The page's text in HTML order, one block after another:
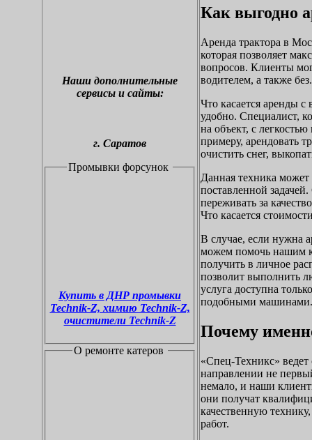
Наши дополнительные
сервисы и сайты:
г. Саратов
Промывки форсунок
Купить в ДНР промывки
Technik-Z, химию Technik-Z,
очистители Technik-Z
О ремонте катеров
Как выгодно
Аренда трактора в
которая позволяет
вопросов. Клиенты
водителем, а также без.
Что касается аренды
удобно. Специалист,
на объект, с
примеру, арендовать
очистить снег,
Данная техника может
поставленной
переживать за
Что касается
В случае, если нужна
можем помочь нашим
получить в личное
позволит выполнить
услуга доступна
подобными машинами.
Почему
«Спец-Техникс» ведет
направлении не
немало, и наши
они получат
качественную
работ.